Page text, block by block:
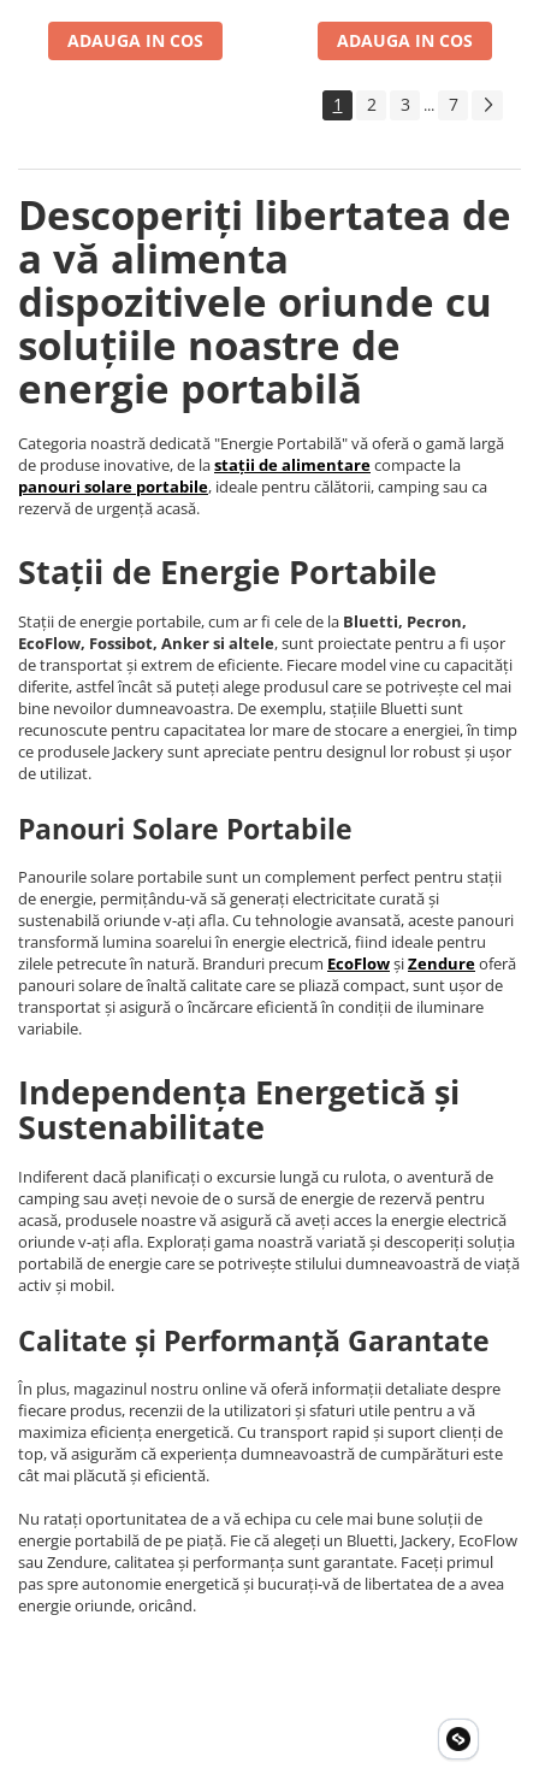
ADAUGA IN COS ADAUGA IN COS
1 2 3 ... 7
Descoperiți libertatea de
a vă alimenta
dispozitivele oriunde cu
soluțiile noastre de
energie portabilă
Categoria noastră dedicată "Energie Portabilă" vă oferă o gamă largă
de produse inovative, de lastații de alimentarecompacte la
panouri solare portabile, ideale pentru călătorii, camping sau ca
rezervă de urgență acasă.
Stații de Energie Portabile
Stații de energie portabile, cum ar fi cele de la Bluetti, Pecron,
EcoFlow, Fossibot, Anker si altele, sunt proiectate pentru a fi ușor
de transportat și extrem de eficiente. Fiecare model vine cu capacități
diferite, astfel încât să puteți alege produsul care se potrivește cel mai
bine nevoilor dumneavoastra. De exemplu, stațiile Bluetti sunt
recunoscute pentru capacitatea lor mare de stocare a energiei, în timp
ce produsele Jackery sunt apreciate pentru designul lor robust și ușor
de utilizat.
Panouri Solare Portabile
Panourile solare portabile sunt un complement perfect pentru stații
de energie, permițându-vă să generați electricitate curată și
sustenabilă oriunde v-ați afla. Cu tehnologie avansată, aceste panouri
transformă lumina soarelui în energie electrică, fiind ideale pentru
zilele petrecute în natură. Branduri precum EcoFlowșiZendureoferă
panouri solare de înaltă calitate care se pliază compact, sunt ușor de
transportat și asigură o încărcare eficientă în condiții de iluminare
variabile.
Independența Energetică și
Sustenabilitate
Indiferent dacă planificați o excursie lungă cu rulota, o aventură de
camping sau aveți nevoie de o sursă de energie de rezervă pentru
acasă, produsele noastre vă asigură că aveți acces la energie electrică
oriunde v-ați afla. Explorați gama noastră variată și descoperiți soluția
portabilă de energie care se potrivește stilului dumneavoastră de viață
activ și mobil.
Calitate și Performanță Garantate
În plus, magazinul nostru online vă oferă informații detaliate despre
fiecare produs, recenzii de la utilizatori și sfaturi utile pentru a vă
maximiza eficiența energetică. Cu transport rapid și suport clienți de
top, vă asigurăm că experiența dumneavoastră de cumpărături este
cât mai plăcută și eficientă.
Nu ratați oportunitatea de a vă echipa cu cele mai bune soluții de
energie portabilă de pe piață. Fie că alegeți un Bluetti, Jackery, EcoFlow
sau Zendure, calitatea și performanța sunt garantate. Faceți primul
pas spre autonomie energetică și bucurați-vă de libertatea de a avea
energie oriunde, oricând.